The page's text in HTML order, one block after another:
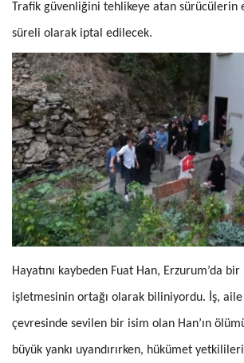
Trafik güvenliğini tehlikeye atan sürücülerin
süreli olarak iptal edilecek.
Hayatını kaybeden Fuat Han, Erzurum’da bir
işletmesinin ortağı olarak biliniyordu. İş, aile
çevresinde sevilen bir isim olan Han’ın
büyük yankı uyandırırken, hükümet